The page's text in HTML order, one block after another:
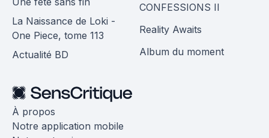
La Naissance de Loki -
One Piece, tome 113
Actualité BD
CONFESSIONS II
Reality Awaits
Album du moment
À propos
Notre application mobile